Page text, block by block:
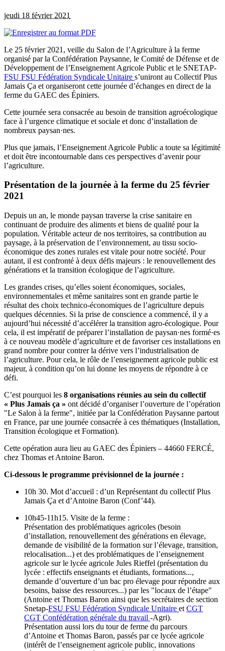
jeudi 18 février 2021
Le 25 février 2021, veille du Salon de l’Agriculture à la ferme
organisé par la Confédération Paysanne, le Comité de Défense et de
Développement de l’Enseignement Agricole Public et le SNETAP-
FSU FSU Fédération Syndicale Unitaire s’uniront au Collectif Plus
Jamais Ça et organiseront cette journée d’échanges en direct de la
ferme du GAEC des Épiniers.
Cette journée sera consacrée au besoin de transition agroécologique
face à l’urgence climatique et sociale et donc d’installation de
nombreux paysan·nes.
Plus que jamais, l’Enseignement Agricole Public a toute sa légitimité
et doit être incontournable dans ces perspectives d’avenir pour
l’agriculture.
Présentation de la journée à la ferme du 25 février
2021
Depuis un an, le monde paysan traverse la crise sanitaire en
continuant de produire des aliments et biens de qualité pour la
population. Véritable acteur de nos territoires, sa contribution au
paysage, à la préservation de l’environnement, au tissu socio-
économique des zones rurales est vitale pour notre société. Pour
autant, il est confronté à deux défis majeurs : le renouvellement des
générations et la transition écologique de l’agriculture.
Les grandes crises, qu’elles soient économiques, sociales,
environnementales et même sanitaires sont en grande partie le
résultat des choix technico-économiques de l’agriculture depuis
quelques décennies. Si la prise de conscience a commencé, il y a
aujourd’hui nécessité d’accélérer la transition agro-écologique. Pour
cela, il est impératif de préparer l’installation de paysan·nes formé·es
à ce nouveau modèle d’agriculture et de favoriser ces installations en
grand nombre pour contrer la dérive vers l’industrialisation de
l’agriculture. Pour cela, le rôle de l’enseignement agricole public est
majeur, à condition qu’on lui donne les moyens de répondre à ce
défi.
C’est pourquoi les 8 organisations réunies au sein du collectif
« Plus Jamais ça » ont décidé d’organiser l’ouverture de l’opération
"Le Salon à la ferme", initiée par la Confédération Paysanne partout
en France, par une journée consacrée à ces thématiques (Installation,
Transition écologique et Formation).
Cette opération aura lieu au GAEC des Épiniers – 44660 FERCÉ,
chez Thomas et Antoine Baron.
Ci-dessous le programme prévisionnel de la journée :
10h 30. Mot d’accueil : d’un Représentant du collectif Plus
Jamais Ça et d’Antoine Baron (Conf’44).
10h45-11h15. Visite de la ferme :
Présentation des problématiques agricoles (besoin
d’installation, renouvellement des générations en élevage,
demande de visibilité de la formation sur l’élevage, transition,
relocalisation...) et des problématiques de l’enseignement
agricole sur le lycée agricole Jules Rieffel (présentation du
lycée : effectifs enseignants et étudiants, formations...,
demande d’ouverture d’un bac pro élevage pour répondre aux
besoins, baisse des ressources...) par les "locaux de l’étape"
(Antoine et Thomas Baron ainsi que les secrétaires de section
Snetap-FSU FSU Fédération Syndicale Unitaire et CGT
CGT Confédération générale du travail -Agri).
Présentation aussi lors du tour de ferme du parcours
d’Antoine et Thomas Baron, passés par ce lycée agricole
(intérêt de l’enseignement agricole public, innovations